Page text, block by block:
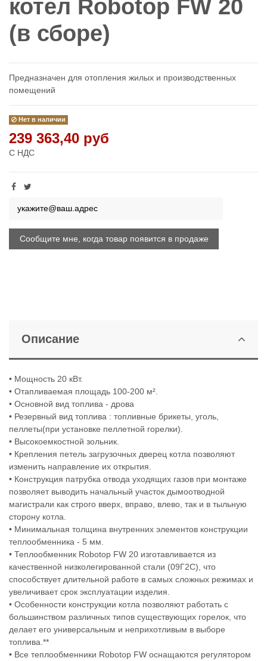
котел Robotop FW 20
(в сборе)
Предназначен для отопления жилых и производственных
помещений
Нет в наличии
239 363,40 руб
С НДС
Описание
• Мощность 20 кВт.
• Отапливаемая площадь 100-200 м².
• Основной вид топлива - дрова
• Резервный вид топлива : топливные брикеты, уголь,
пеллеты(при установке пеллетной горелки).
• Высокоемкостной зольник.
• Крепления петель загрузочных дверец котла позволяют
изменить направление их открытия.
• Конструкция патрубка отвода уходящих газов при монтаже
позволяет выводить начальный участок дымоотводной
магистрали как строго вверх, вправо, влево, так и в тыльную
сторону котла.
• Минимальная толщина внутренних элементов конструкции
теплообменника - 5 мм.
• Теплообменник Robotop FW 20 изготавливается из
качественной низколегированной стали (09Г2С), что
способствует длительной работе в самых сложных режимах и
увеличивает срок эксплуатации изделия.
• Особенности конструкции котла позволяют работать с
большинством различных типов существующих горелок, что
делает его универсальным и неприхотливым в выборе
топлива.**
• Все теплообменники Robotop FW оснащаются регулятором